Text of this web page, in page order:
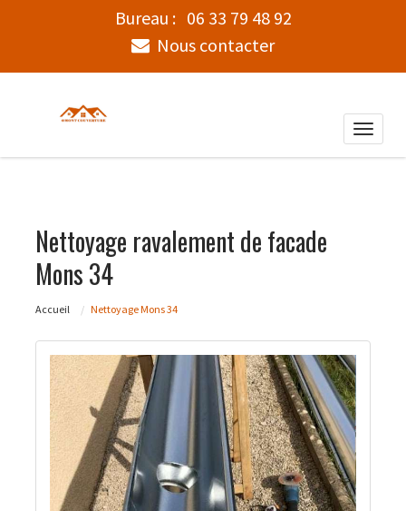
Bureau : 06 33 79 48 92
Nous contacter
Toggle
Nettoyage ravalement de facade
Mons 34
Accueil Nettoyage Mons 34